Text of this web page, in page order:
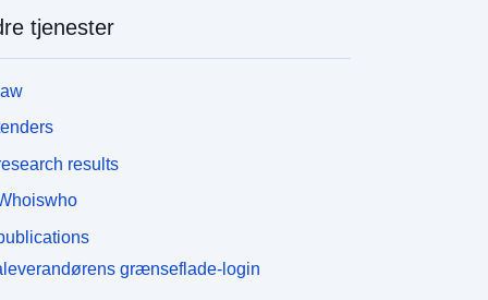
tjenester
results
grænseflade-login